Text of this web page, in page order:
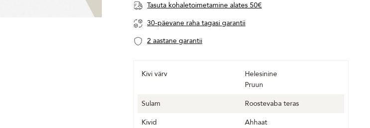
Tasuta kohaletoimetamine alates 50€
30-päevane raha tagasi garantii
2 aastane garantii
Kivi värv
Helesinine
Pruun
Sulam
Roostevaba teras
Kivid
Ahhaat